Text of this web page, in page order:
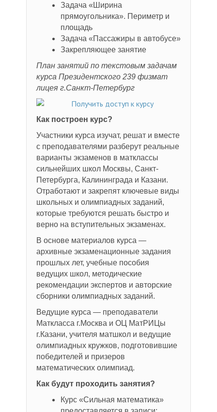
Задача «Ширина
прямоугольника». Периметр и
площадь
Задача «Пассажиры в автобусе»
Закрепляющее занятие
План занятий по текстовым задачам
курса Президентского 239 физмат
лицея г.Санкт-Петербург
Как построен курс?
Участники курса изучат, решат и вместе
с преподавателями разберут реальные
варианты экзаменов в матклассы
сильнейших школ Москвы, Санкт-
Петербурга, Калининграда и Казани.
Отработают и закрепят ключевые виды
школьных и олимпиадных заданий,
которые требуются решать быстро и
верно на вступительных экзаменах.
В основе материалов курса —
архивные экзаменационные задания
прошлых лет, учебные пособия
ведущих школ, методические
рекомендации экспертов и авторские
сборники олимпиадных заданий.
Ведущие курса — преподаватели
Маткласса г.Москва и ОЦ МатРИЦы
г.Казани, учителя матшкол и ведущие
олимпиадных кружков, подготовившие
победителей и призеров
математических олимпиад.
Как будут проходить занятия?
Курс «Сильная математика»